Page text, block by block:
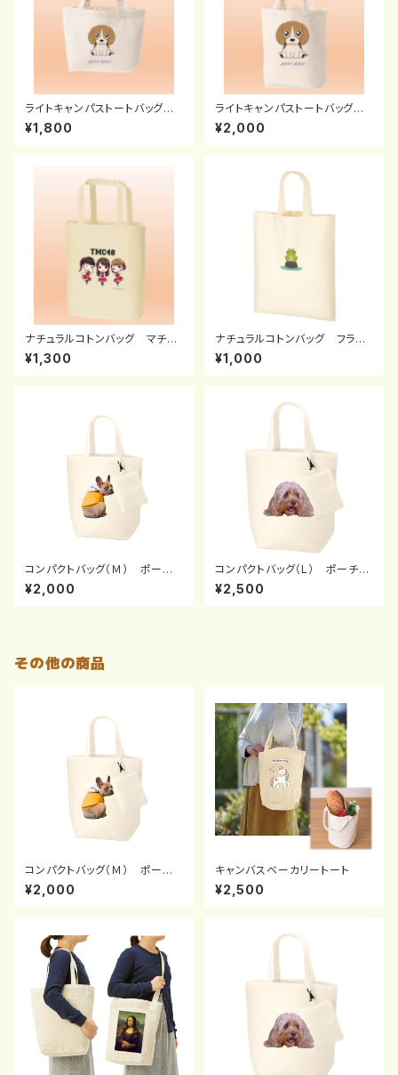
ライトキャンパストートバッグ
（Ｓ）
¥1,800
ライトキャンパストートバッグ
（Ｍ）
¥2,000
ナチュラルコトンバッグ マチ付
（F）
¥1,300
ナチュラルコトンバッグ フラット
Ａ４
¥1,000
コンパクトバッグ（Ｍ） ポーチ
付
¥2,000
コンパクトバッグ（L） ポーチ付
き
¥2,500
その他の商品
コンパクトバッグ（Ｍ） ポーチ
付
¥2,000
キャンバスベーカリートート
¥2,500